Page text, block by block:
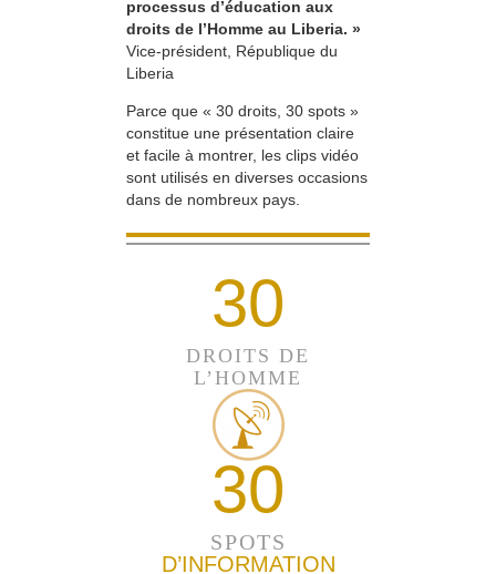
processus d’éducation aux
droits de l’Homme au Liberia. »
Vice-président, République du
Liberia
Parce que « 30 droits, 30 spots »
constitue une présentation claire
et facile à montrer, les clips vidéo
sont utilisés en diverses occasions
dans de nombreux pays.
30
DROITS DE
L’HOMME
30
SPOTS
D’INFORMATION